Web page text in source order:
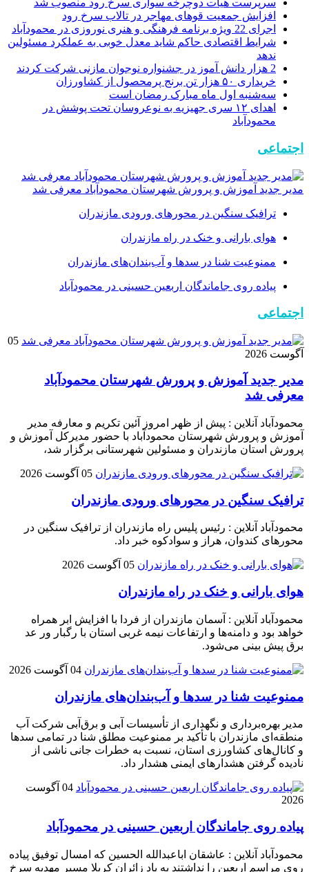
سرپرست هیات دوچرخه سواری سرخ رود منصوب شد
افزایش جمعیت قوهای مهاجر در تالاب سرخ رود
اجرای 22 ویژه برنامه فرهنگی و هنری نوروزی در محمودآباد
شرایط اقتصادی حاکم شاید معدل خوبی به عملکرد مسئولین
ندهد
2 هزار دانش آموز در جشنواره نوجوان مازنی شرکت کردند
خریداری ۵۰ هزار تن برنج پرمحصول از کشاورزان
سه‌شنبه اول ماه مبارک رمضان است
اهدای ١۲ سری جهیزیه به نوعروسان تحت پوشش در
محمودآباد
اجتماعی
مدیر جدید آموزش و پرورش شهرستان محمودآباد معرفی شد
ترافیک سنگین در محور‌های ورودی مازندران
هوای بارانی و خنک در راه مازندران
ممنوعیت شنا در سدها و آب‌بندان‌‌های مازندران
پیاده روی جاماندگان اربعین حسینی در محمودآباد
اجتماعی
05
آگوست 2026
مدیر جدید آموزش و پرورش شهرستان محمودآباد
معرفی شد
محمودآباد آنلاین : پیش از ظهر امروز آئین تکریم و معارفه مدیر
آموزش و پرورش شهرستان محمودآباد با حضور مدیرکل آموزش و
پرورش استان مازندران و مسئولین شهرستانی برگزار شد،
05 آگوست 2026
ترافیک سنگین در محور‌های ورودی مازندران
محمودآباد آنلاین : رئیس پلیس راه مازندران از ترافیک سنگین در
محور‌های کندوان، هراز و سوادکوه خبر داد.
05 آگوست 2026
هوای بارانی و خنک در راه مازندران
محمودآباد آنلاین : آسمان مازندران از فردا با افزایش ابر همراه
خواهد بود و دامنه‌ها و ارتفاعات نیمه غربی استان با رگبار ور عد
برق پیش بینی می‌شود.
04 آگوست 2026
ممنوعیت شنا در سدها و آب‌بندان‌‌های مازندران
مدیر بهره‌برداری و نگهداری از تأسیسات آبی و برق‌آبی شرکت آب
منطقه‌ای مازندران با تأکید بر ممنوعیت مطلق شنا در تمامی سدها
و کانال‌های کشاورزی استان، نسبت به خطرات جانی ناشی از
نادیده گرفتن هشدارهای ایمنی هشدار داد.
04 آگوست
2026
پیاده روی جاماندگان اربعین حسینی در محمودآباد
محمودآباد آنلاین : عاشقان اباعبدالله الحسین که امسال توفیق پیاده
روی مراسم اربعین را نداشتند به یاد زائران کربلا مسیر مهدیه سرخ